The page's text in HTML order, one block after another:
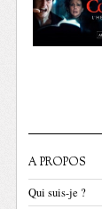
A PROPOS
Qui suis-je ?